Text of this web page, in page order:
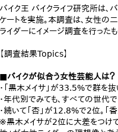
バイク王 バイクライフ研究所は、
ケートを実施。本調査は、女性の
ライダーにイメージ調査を行ったも
【調査結果Topics】
■バイクが似合う女性芸能人は？
・「黒木メイサ」が33.5%で群を
・年代別でみても、すべての世代
・続いて「杏」が12.8%で2位。
※黒木メイサが2位に大差をつけて